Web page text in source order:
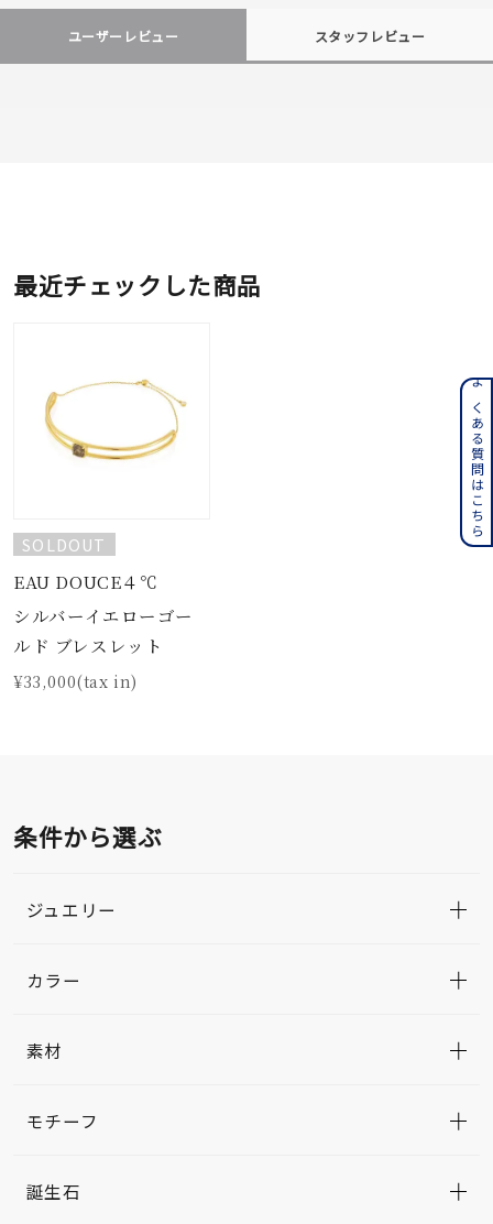
ユーザーレビュー スタッフレビュー
最近チェックした商品
SOLDOUT
EAU DOUCE４℃
シルバーイエローゴー
ルド ブレスレット
¥33,000(tax in)
条件から選ぶ
ジュエリー
カラー
素材
モチーフ
誕生石
よくある質問はこちら